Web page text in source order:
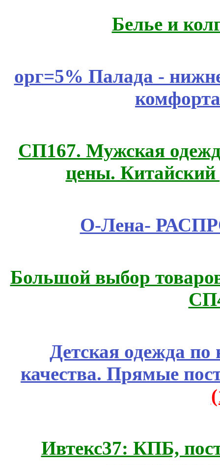
Белье и
орг=5% Палада -
СП167. Мужская
цены.
О-Лена-
Большой выбор
Детская одежда
качества. Прямые
Ивтекс37: КПБ,